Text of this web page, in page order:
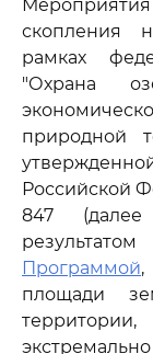
скопления
рамках
"Охрана
природной
Российской
847
Программой,
площади